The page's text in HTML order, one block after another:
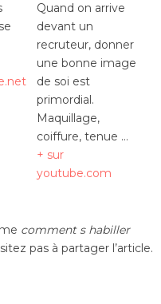
Quand on arrive
devant un
recruteur, donner
une bonne image
de soi est
primordial.
Maquillage,
coiffure, tenue …
+ sur
youtube.com
comment s habiller
pas à partager l’article.